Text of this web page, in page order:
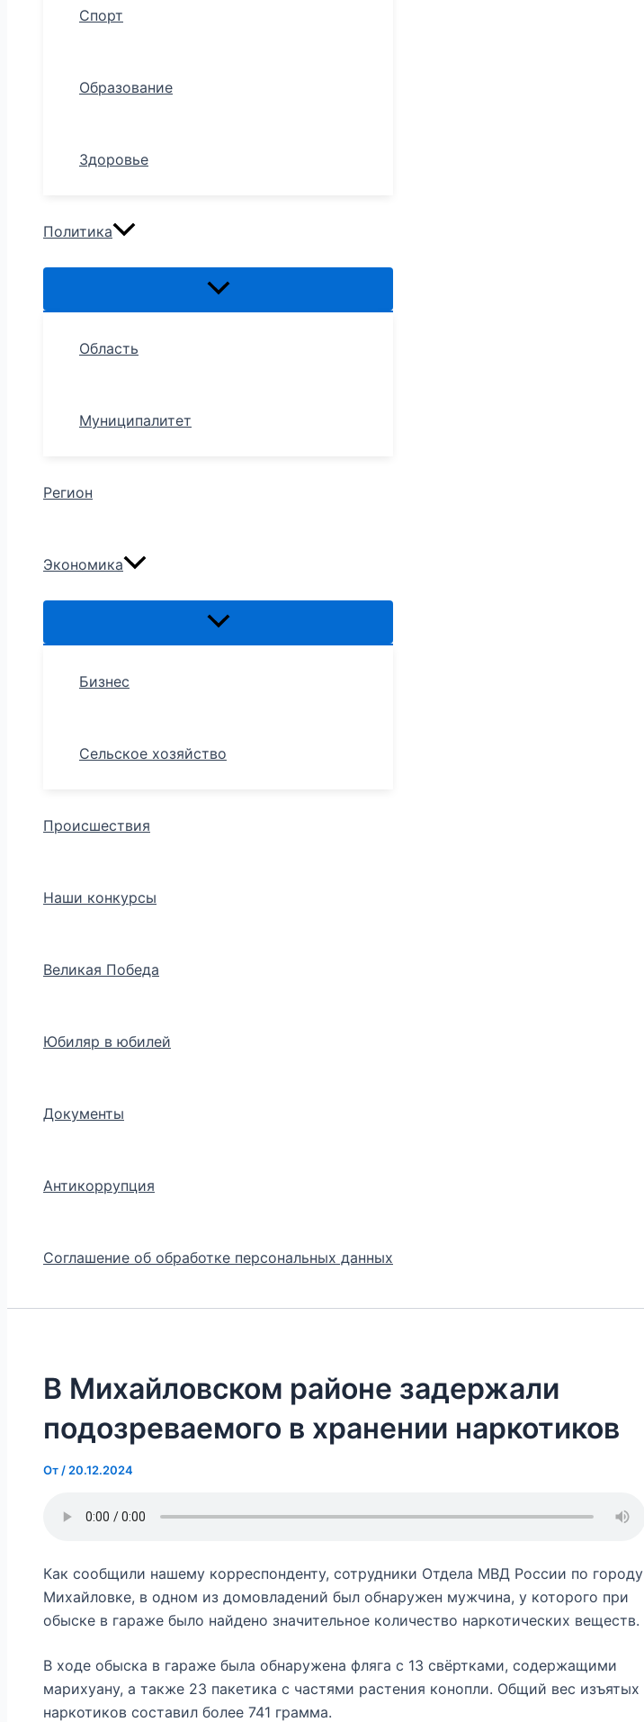
Спорт
Образование
Здоровье
Политика
Область
Муниципалитет
Регион
Экономика
Бизнес
Сельское хозяйство
Происшествия
Наши конкурсы
Великая Победа
Юбиляр в юбилей
Документы
Антикоррупция
Соглашение об обработке персональных данных
В Михайловском районе задержали
подозреваемого в хранении наркотиков
От / 20.12.2024
Как сообщили нашему корреспонденту, сотрудники Отдела МВД России по городу
Михайловке, в одном из домовладений был обнаружен мужчина, у которого при
обыске в гараже было найдено значительное количество наркотических веществ.
В ходе обыска в гараже была обнаружена фляга с 13 свёртками, содержащими
марихуану, а также 23 пакетика с частями растения конопли. Общий вес изъятых
наркотиков составил более 741 грамма.